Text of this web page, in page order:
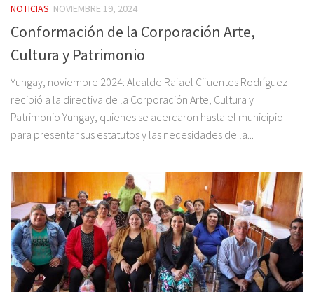
NOTICIAS NOVIEMBRE 19, 2024
Conformación de la Corporación Arte,
Cultura y Patrimonio
Yungay, noviembre 2024: Alcalde Rafael Cifuentes Rodríguez
recibió a la directiva de la Corporación Arte, Cultura y
Patrimonio Yungay, quienes se acercaron hasta el municipio
para presentar sus estatutos y las necesidades de la...